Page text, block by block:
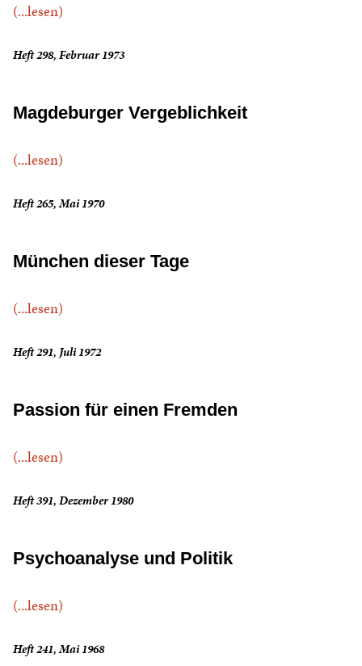
(...lesen)
Heft 298, Februar 1973
Magdeburger Vergeblichkeit
(...lesen)
Heft 265, Mai 1970
München dieser Tage
(...lesen)
Heft 291, Juli 1972
Passion für einen Fremden
(...lesen)
Heft 391, Dezember 1980
Psychoanalyse und Politik
(...lesen)
Heft 241, Mai 1968